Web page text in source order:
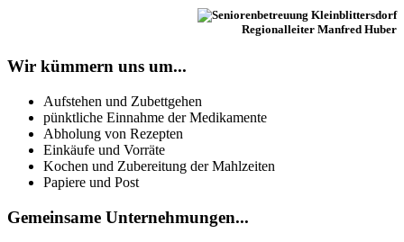
Regionalleiter Manfred Huber
Wir kümmern uns um...
Aufstehen und Zubettgehen
pünktliche Einnahme der Medikamente
Abholung von Rezepten
Einkäufe und Vorräte
Kochen und Zubereitung der Mahlzeiten
Papiere und Post
Gemeinsame Unternehmungen...